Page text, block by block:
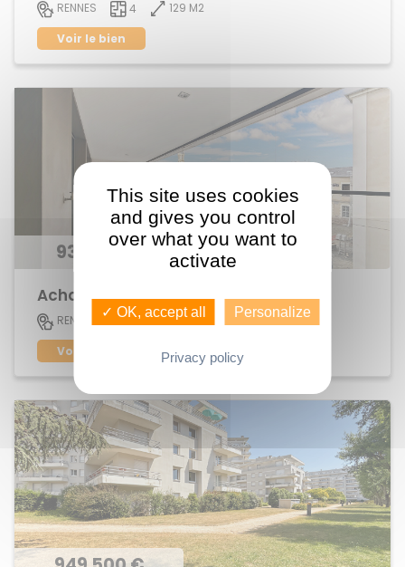
RENNES 4
129 M2
Voir le bien
933 675 €
Achat Appartement centre ville
RENNES 5
112 M2
Voir le bien
This site uses cookies
and gives you control
over what you want to
activate
✓ OK, accept all Personalize
Privacy policy